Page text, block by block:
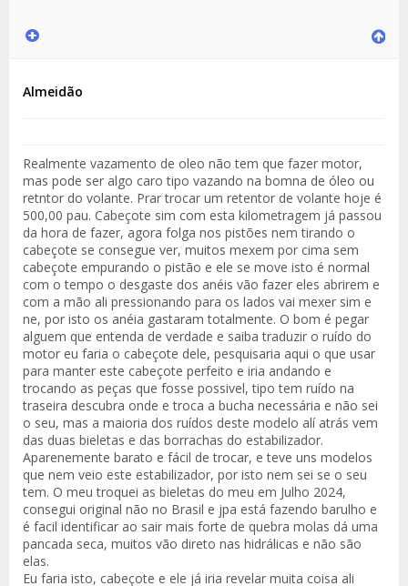
Almeidão
Realmente vazamento de oleo não tem que fazer motor,
mas pode ser algo caro tipo vazando na bomna de óleo ou
retntor do volante. Prar trocar um retentor de volante hoje é
500,00 pau. Cabeçote sim com esta kilometragem já passou
da hora de fazer, agora folga nos pistões nem tirando o
cabeçote se consegue ver, muitos mexem por cima sem
cabeçote empurando o pistão e ele se move isto é normal
com o tempo o desgaste dos anéis vão fazer eles abrirem e
com a mão ali pressionando para os lados vai mexer sim e
ne, por isto os anéia gastaram totalmente. O bom é pegar
alguem que entenda de verdade e saiba traduzir o ruído do
motor eu faria o cabeçote dele, pesquisaria aqui o que usar
para manter este cabeçote perfeito e iria andando e
trocando as peças que fosse possivel, tipo tem ruído na
traseira descubra onde e troca a bucha necessária e não sei
o seu, mas a maioria dos ruídos deste modelo alí atrás vem
das duas bieletas e das borrachas do estabilizador.
Aparenemente barato e fácil de trocar, e teve uns modelos
que nem veio este estabilizador, por isto nem sei se o seu
tem. O meu troquei as bieletas do meu em Julho 2024,
consegui original não no Brasil e jpa está fazendo barulho e
é facil identificar ao sair mais forte de quebra molas dá uma
pancada seca, muitos vão direto nas hidrálicas e não são
elas.
Eu faria isto, cabeçote e ele já iria revelar muita coisa ali